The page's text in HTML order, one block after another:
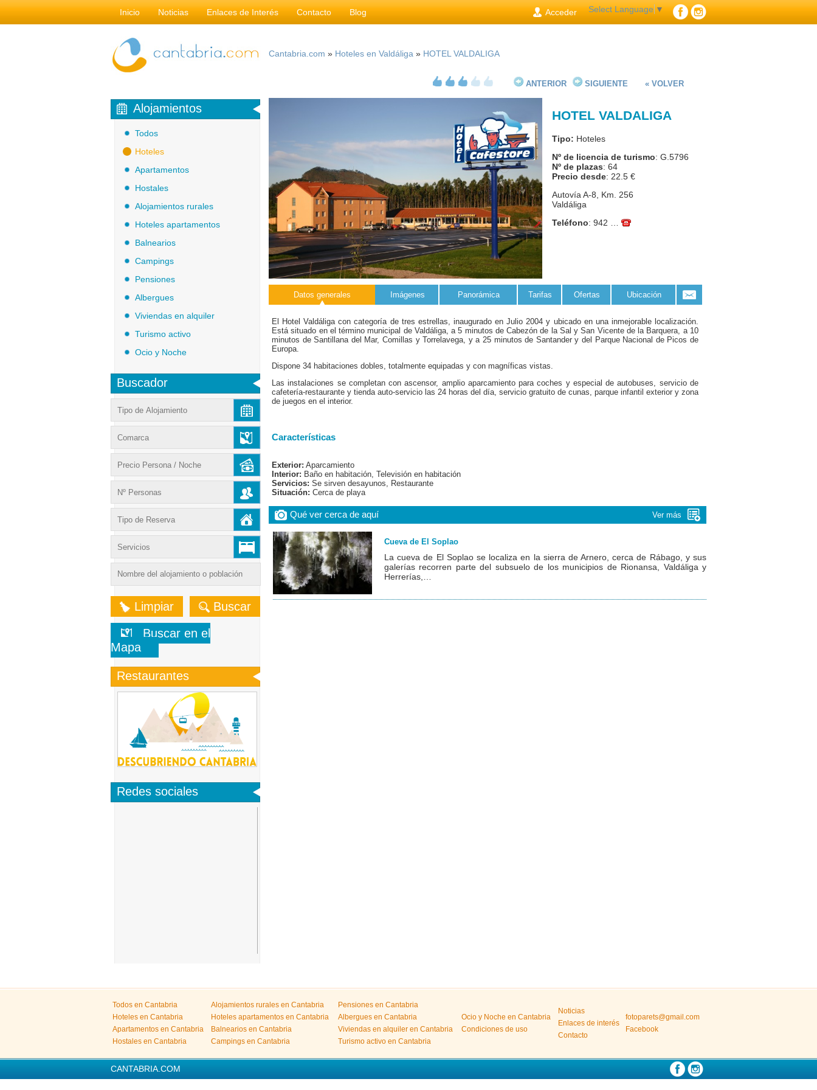
Inicio Noticias Enlaces de Interés Contacto Blog Acceder Select Language▼
Alojamientos
Todos
Hoteles
Apartamentos
Hostales
Alojamientos rurales
Hoteles apartamentos
Balnearios
Campings
Pensiones
Albergues
Viviendas en alquiler
Turismo activo
Ocio y Noche
Buscador
Limpiar
Buscar
Buscar en el
Mapa
Restaurantes
Redes sociales
Cantabria.com » Hoteles en Valdáliga » HOTEL VALDALIGA
ANTERIOR SIGUIENTE « VOLVER
HOTEL VALDALIGA
Tipo: Hoteles
Nº de licencia de turismo: G.5796
Nº de plazas: 64
Precio desde: 22.5 €
Autovía A-8, Km. 256
Valdáliga
Teléfono: 942 …
Datos generales Imágenes Panorámica Tarifas Ofertas Ubicación
El Hotel Valdáliga con categoría de tres estrellas, inaugurado en Julio 2004 y ubicado en una inmejorable localización.
Está situado en el término municipal de Valdáliga, a 5 minutos de Cabezón de la Sal y San Vicente de la Barquera, a 10
minutos de Santillana del Mar, Comillas y Torrelavega, y a 25 minutos de Santander y del Parque Nacional de Picos de
Europa.
Dispone 34 habitaciones dobles, totalmente equipadas y con magníficas vistas.
Las instalaciones se completan con ascensor, amplio aparcamiento para coches y especial de autobuses, servicio de
cafetería-restaurante y tienda auto-servicio las 24 horas del día, servicio gratuito de cunas, parque infantil exterior y zona
de juegos en el interior.
Características
Exterior: Aparcamiento
Interior: Baño en habitación, Televisión en habitación
Servicios: Se sirven desayunos, Restaurante
Situación: Cerca de playa
Ver más
Qué ver cerca de aquí
Cueva de El Soplao
La cueva de El Soplao se localiza en la sierra de Arnero, cerca de Rábago, y sus
galerías recorren parte del subsuelo de los municipios de Rionansa, Valdáliga y
Herrerías,…
Todos en Cantabria
Hoteles en Cantabria
Apartamentos en Cantabria
Hostales en Cantabria
Alojamientos rurales en Cantabria
Hoteles apartamentos en Cantabria
Balnearios en Cantabria
Campings en Cantabria
Pensiones en Cantabria
Albergues en Cantabria
Viviendas en alquiler en Cantabria
Turismo activo en Cantabria
Ocio y Noche en Cantabria
Condiciones de uso
Noticias
Enlaces de interés
Contacto
fotoparets@gmail.com
Facebook
CANTABRIA.COM